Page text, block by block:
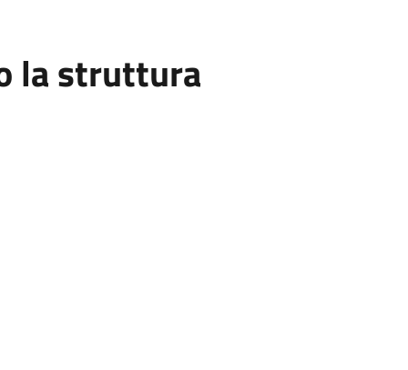
la struttura